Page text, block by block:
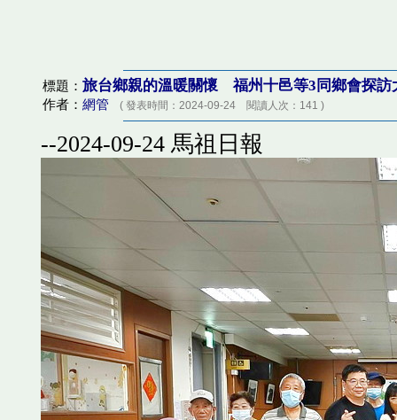
標題： 旅台鄉親的溫暖關懷 福州十邑等3同鄉會探訪
作者： 網管 ( 發表時間：2024-09-24 閱讀人次：141 )
--2024-09-24 馬祖日報